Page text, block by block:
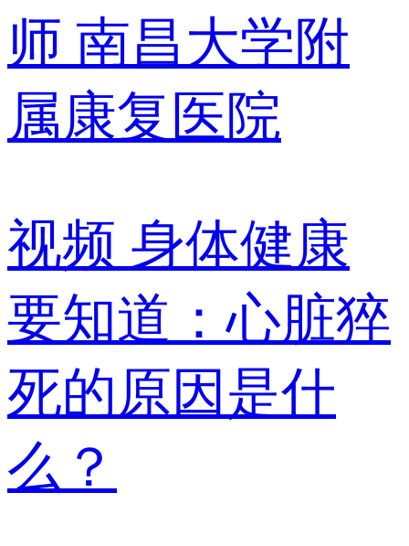
师 南昌大学附
属康复医院
视频 身体健康
要知道：心脏猝
死的原因是什
么？